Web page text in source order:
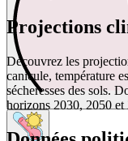
Projections
Découvrez les
canicule, température
sécheresses des sols.
horizons 2030, 2050 et